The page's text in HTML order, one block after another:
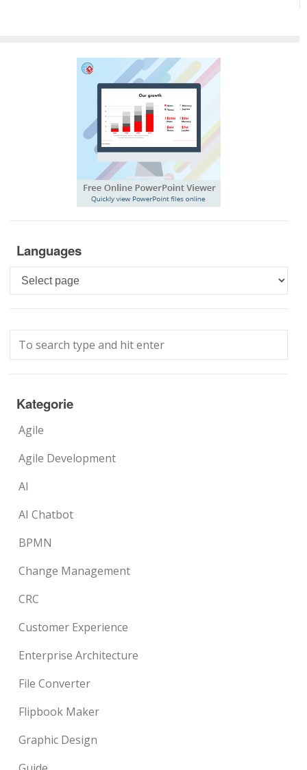
Languages
Languages
Kategorie
Agile
Agile Development
AI
AI Chatbot
BPMN
Change Management
CRC
Customer Experience
Enterprise Architecture
File Converter
Flipbook Maker
Graphic Design